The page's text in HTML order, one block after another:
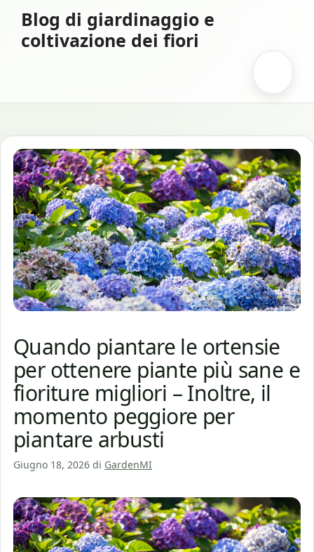
contenuto
Blog di giardinaggio e
coltivazione dei fiori
Quando piantare le ortensie
per ottenere piante più sane e
fioriture migliori – Inoltre, il
momento peggiore per
piantare arbusti
Giugno 18, 2026 di GardenMI